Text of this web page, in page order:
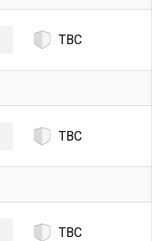
TBC
TBC
TBC